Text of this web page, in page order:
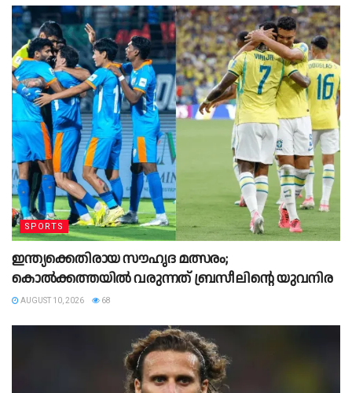
SPORTS
ഇന്ത്യക്കെതിരായ സൗഹൃദ മത്സരം;
കൊൽക്കത്തയിൽ വരുന്നത് ബ്രസീലിന്റെ യുവനിര
AUGUST 10, 2026 68